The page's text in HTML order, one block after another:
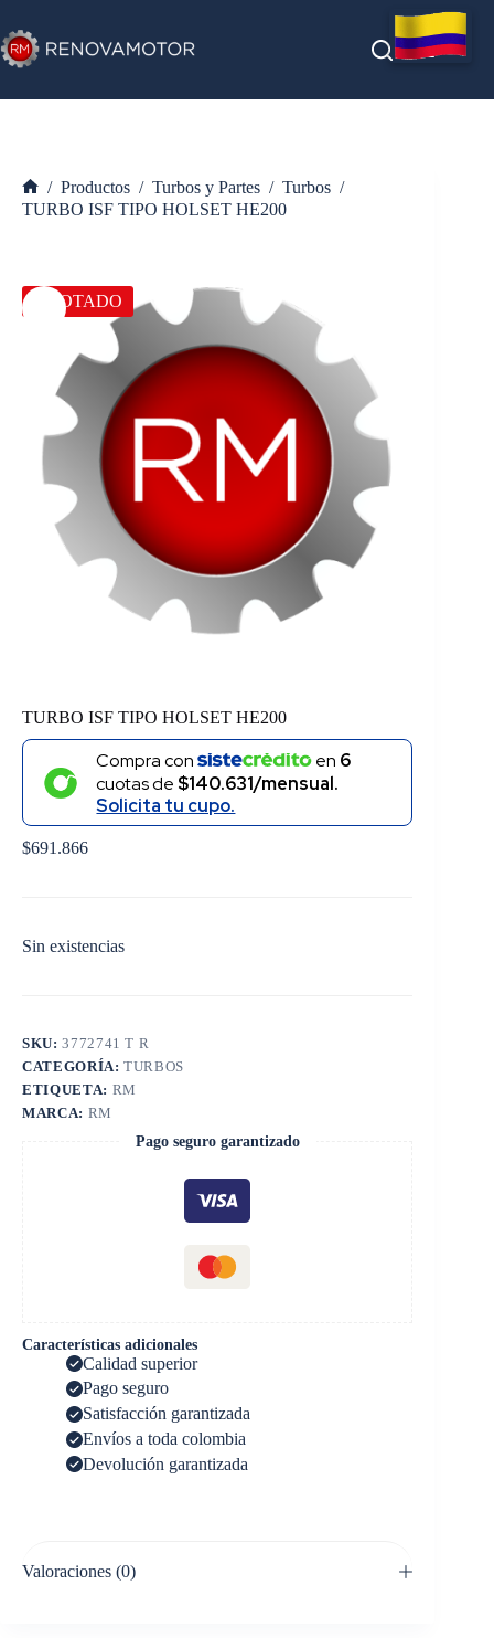
al
contenido
Inicio
/ Productos / Turbos y Partes / Turbos /
TURBO ISF TIPO HOLSET HE200
AGOTADO
TURBO ISF TIPO HOLSET HE200
Compra con en 6
cuotas de $140.631/mensual.
Solicita tu cupo.
$691.866
Sin existencias
SKU:3772741 T R
CATEGORÍA:TURBOS
ETIQUETA: RM
MARCA: RM
Pago seguro garantizado
Características adicionales
Calidad superior
Pago seguro
Satisfacción garantizada
Envíos a toda colombia
Devolución garantizada
Valoraciones (0)